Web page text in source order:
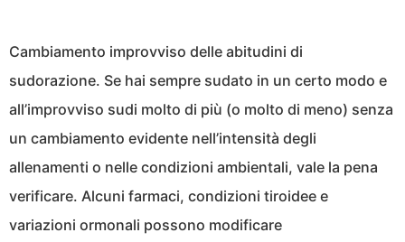
Cambiamento improvviso delle abitudini di
sudorazione. Se hai sempre sudato in un certo modo e
all’improvviso sudi molto di più (o molto di meno) senza
un cambiamento evidente nell’intensità degli
allenamenti o nelle condizioni ambientali, vale la pena
verificare. Alcuni farmaci, condizioni tiroidee e
variazioni ormonali possono modificare